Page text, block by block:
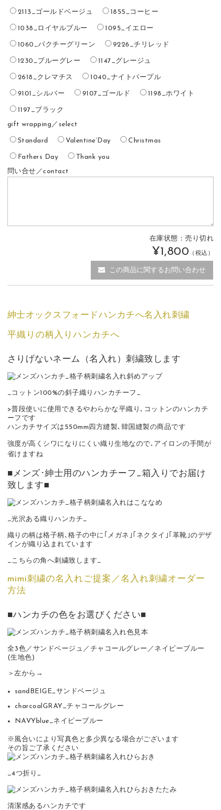
2113_ゴールドベージュ 1855_コーヒー
1038_ロイヤルブルー 1095_イエロー
1060_パクチーグリーン 9226_チリレッド
1230_ブルーグレー 1147_グレージュ
2618_クレマチス 1040_ナイトパープル
9101_シルバー 9107_ゴールド 1198_ホワイト
1197_ブラック
gift wrapping／select
Standard Valentine’Day Christmas
Fathers Day
Thank you
問い合せ／contact
在庫状態：売り切れ
¥1,800 （税込）
この商品に関するお問い合わせ
紳士オックスフォードハンカチへ名入れ刺繍
平織りの柄入りハンカチへ
さりげないネーム（名入れ）刺繍致します
_コットン100%の斜子織りハンカチーフ_
>普段使いに使用できるやわらかな平織り､コットンのハンカチ
ーフです
ハンカチサイズは550mm四方縫製､韓国縫製の商品です
強度が高くシワになりにくい織り生地なので､アイロンの手間が
省けますね
■メンズ･紳士用のハンカチーフ_箱入りでお届け
致します■
_光沢ある織りハンカチ_
織りの柄は格子柄､格子の中に｢メガネ｣｢ネクタイ｣｢革靴｣のデザ
インが織り込まれています
_こちらの角へ刺繍致します_
mimi刺繍の名入れご提案／名入れ刺繍オーダー
方法
■ハンカチの色をお選びください■
全3色／サンドベージュ／チャコールグレー／ネイビーブルー
(生地色)
＞左から→
sandBEIGE_サンドベージュ
charcoalGRAY_チャコールグレー
NAVYblue_ネイビーブルー
※風合いにより写真色と多少異なる場合がございます
その旨ご了承ください
_4つ折り_
清潔感あるハンカチです